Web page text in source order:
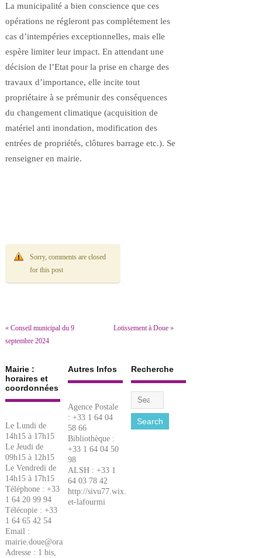
La municipalité a bien conscience que ces
opérations ne régleront pas complétement les
cas d’intempéries exceptionnelles, mais elle
espère limiter leur impact. En attendant une
décision de l’Etat pour la prise en charge des
travaux d’importance, elle incite tout
propriétaire à se prémunir des conséquences
du changement climatique (acquisition de
matériel anti inondation, modification des
entrées de propriétés, clôtures barrage etc.). Se
renseigner en mairie.
Sorry, comments are closed
for this post
« Conseil municipal du 9
septembre 2024
Lotissement à Doue»
Mairie :
horaires et
coordonnées
Le Lundi de
14h15 à 17h15
Le Jeudi de
09h15 à 12h15
Le Vendredi de
14h15 à 17h15
Téléphone : +33
1 64 20 99 94
Télécopie : +33
1 64 65 42 54
Email :
mairie.doue@orange.fr
Adresse : 1 bis,
Autres Infos
Agence Postale
: +33 1 64 04
58 66
Bibliothèque :
+33 1 64 04 50
98
ALSH : +33 1
64 03 78 42
http://sivu77.wix.com/lacigale-
et-lafourmi
Recherche